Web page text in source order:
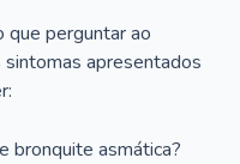
perguntar ao
apresentados
bronquite asmática?